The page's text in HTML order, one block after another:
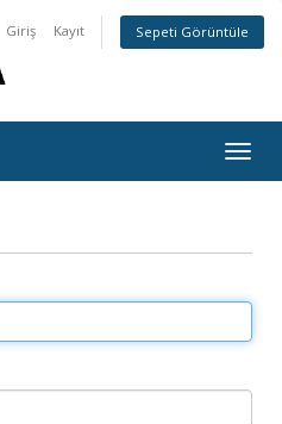
Giriş Kayıt Sepeti Görüntüle